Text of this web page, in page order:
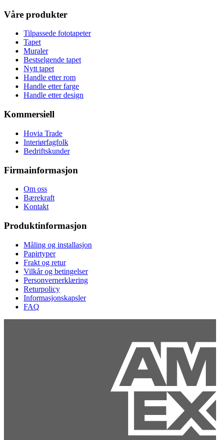
Våre produkter
Tilpassede fototapeter
Tapet
Muraler
Bestselgende tapet
Nytt tapet
Handle etter rom
Handle etter farge
Handle etter design
Kommersiell
Hovia Trade
Interiørfagfolk
Bedriftskunder
Firmainformasjon
Om oss
Bærekraft
Kontakt
Produktinformasjon
Måling og installasjon
Papirtyper
Frakt og retur
Vilkår og betingelser
Personvernerklæring
Returpolicy
Informasjonskapsler
FAQ